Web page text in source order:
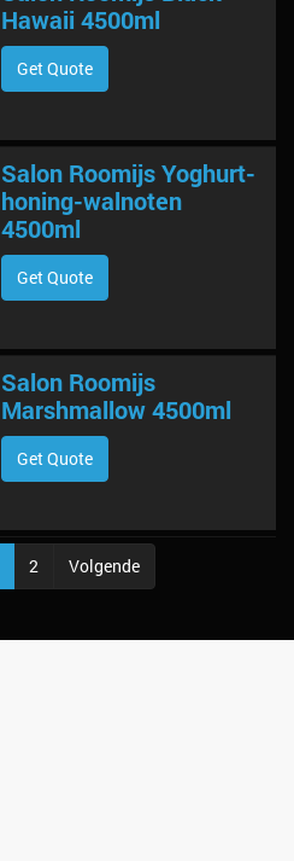
Hawaii 4500ml
Get Quote
Salon Roomijs Yoghurt-
honing-walnoten
4500ml
Get Quote
Salon Roomijs
Marshmallow 4500ml
Get Quote
2 Volgende